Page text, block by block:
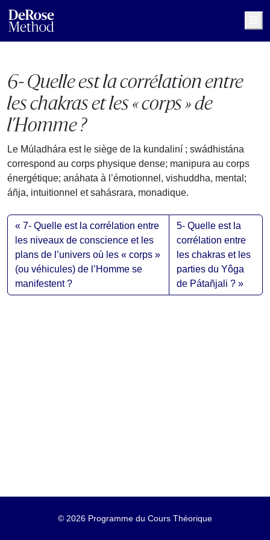
6- Quelle est la corrélation entre
les chakras et les « corps » de
l’Homme ?
Le Múladhára est le siège de la kundaliní ; swádhistána
correspond au corps physique dense; manipura au corps
énergétique; anáhata à l’émotionnel, vishuddha, mental;
áñja, intuitionnel et sahásrara, monadique.
7- Quelle est la corrélation entre
les niveaux de conscience et les
plans de l’univers où les « corps »
(ou véhicules) de l’Homme se
manifestent ?
5- Quelle est la
corrélation entre
les chakras et les
parties du Yôga
de Pátañjali ?
© 2026 Programme du Cours Théorique